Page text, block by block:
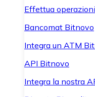
Effettua
Bancomat Bitnovo
Integra un ATM
API Bitnovo
Integra la nostra